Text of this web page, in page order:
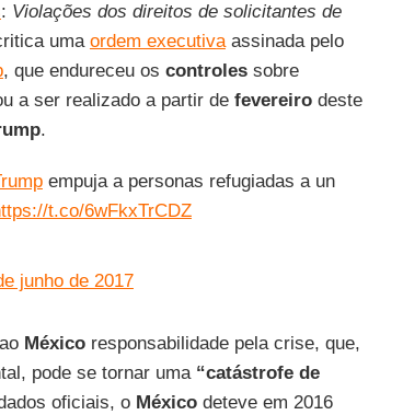
: Violações dos direitos de solicitantes de
uma ordem executivaassinada pelo
, que endureceu os controlessobre
a ser realizado a partir de fevereirodeste
.
empuja a personas refugiadas a un
t.co/6wFkxTrCDZ
junho de 2017
Méxicoresponsabilidade pela crise, que,
pode se tornar uma“catástrofe de
oficiais, o Méxicodeteve em 2016